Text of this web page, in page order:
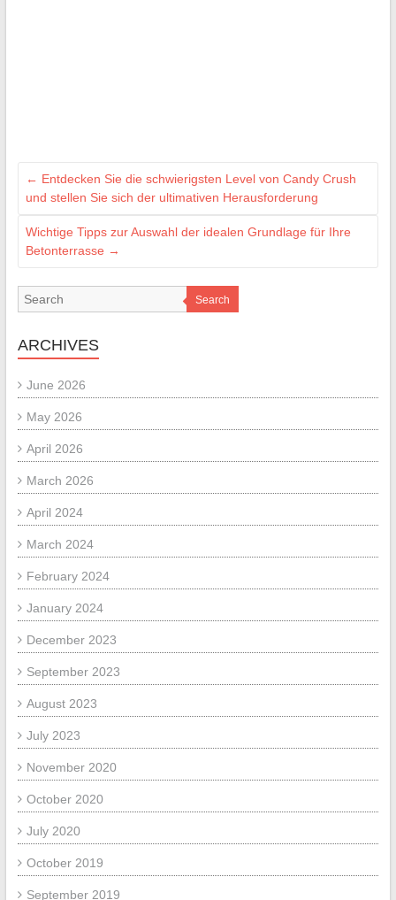
← Entdecken Sie die schwierigsten Level von Candy Crush
und stellen Sie sich der ultimativen Herausforderung
Wichtige Tipps zur Auswahl der idealen Grundlage für Ihre
Betonterrasse →
Search
ARCHIVES
June 2026
May 2026
April 2026
March 2026
April 2024
March 2024
February 2024
January 2024
December 2023
September 2023
August 2023
July 2023
November 2020
October 2020
July 2020
October 2019
September 2019